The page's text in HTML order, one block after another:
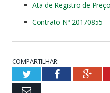
Ata de Registro de Preço
Contrato Nº 20170855
COMPARTILHAR:
TwitterFacebook
Email